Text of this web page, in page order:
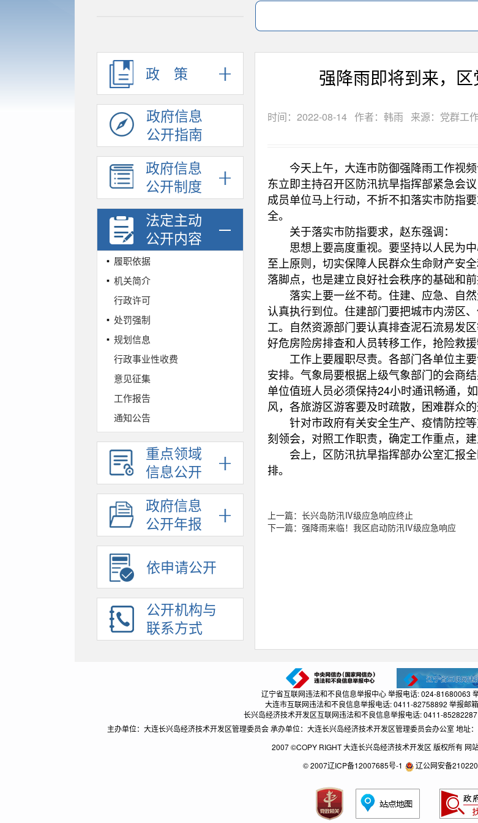
政策
政府信息
公开指南
政府信息
公开制度
法定主动
公开内容
履职依据
机关简介
行政许可
处罚强制
规划信息
行政事业性收费
意见征集
工作报告
通知公告
政府采购
人事信息
统计信息
依法行政
权责清单
建议提案办理
招考录用
助企纾困
重点领域
信息公开
政府信息
公开年报
依申请公开
公开机构与
联系方式
强降雨即将到来，区
时间：2022-08-14 作者：韩雨 来源：党群工
今天上午，大连市防御强降雨工作视频
东立即主持召开区防汛抗旱指挥部紧急会
成员单位马上行动，不折不扣落实市防指
全。
关于落实市防指要求，赵东强调：
思想上要高度重视。要坚持以人民为中
至上原则，切实保障人民群众生命财产安
落脚点，也是建立良好社会秩序的基础和前
落实上要一丝不苟。住建、应急、自然
认真执行到位。住建部门要把城市内涝区
工。自然资源部门要认真排查泥石流易发
好危房险房排查和人员转移工作，抢险救
工作上要履职尽责。各部门各单位主要
安排。气象局要根据上级气象部门的会商
单位值班人员必须保持24小时通讯畅通，
风，各旅游区游客要及时疏散，困难群众
针对市政府有关安全生产、疫情防控等
刻领会，对照工作职责，确定工作重点，
会上，区防汛抗旱指挥部办公室汇报全
排。
上一篇：长兴岛防汛Ⅳ级应急响应终止
下一篇：强降雨来临！我区启动防汛Ⅳ级应急响应
辽宁省互联网违法和不良信息举报中心 举报电话: 024-81680063
大连市互联网违法和不良信息举报电话: 0411-82758892 举报邮
长兴岛经济技术开发区互联网违法和不良信息举报电话: 0411-
主办单位：大连长兴岛经济技术开发区管理委员会 承办单位：大连长兴岛经济技术开发区管理委员会办公室 地
2007 ©COPY RIGHT 大连长兴岛经济技术开发区 版权所有 网
© 2007辽ICP备12007685号-1
辽公网安备